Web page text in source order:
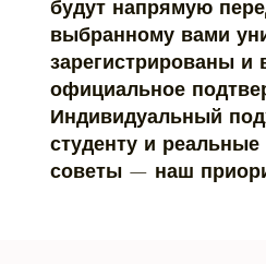
будут напрямую
выбранному вами
зарегистрированы и
официальное
Индивидуальный
студенту и реальные
советы — наш